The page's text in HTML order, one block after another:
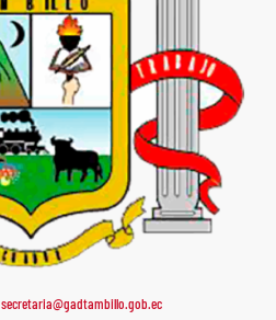
secretaria@gadtambillo.gob.ec